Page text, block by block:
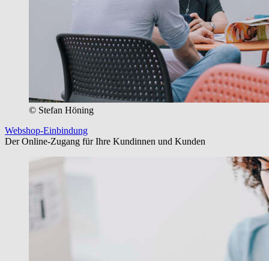
© Stefan Höning
Webshop-Einbindung
Der Online-Zugang für Ihre Kundinnen und Kunden